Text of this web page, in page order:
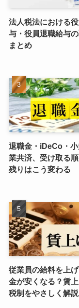
法人税法における
与・役員退職給与
まとめ
退職金・iDeCo・
業共済、受け取る
残りはこう変わる
従業員の給料を上
金が安くなる？賃
税制をやさしく解説